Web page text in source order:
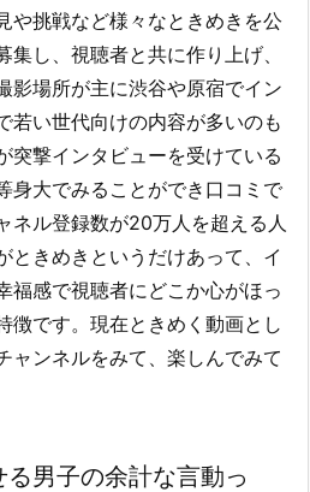
や挑戦など様々なときめきを公
し、視聴者と共に作り上げ、
影場所が主に渋谷や原宿でイン
若い世代向けの内容が多いのも
突撃インタビューを受けている
身大でみることができ口コミで
ネル登録数が20万人を超える人
ときめきというだけあって、イ
福感で視聴者にどこか心がほっ
徴です。現在ときめく動画とし
ャンネルをみて、楽しんでみて
男子の余計な言動っ